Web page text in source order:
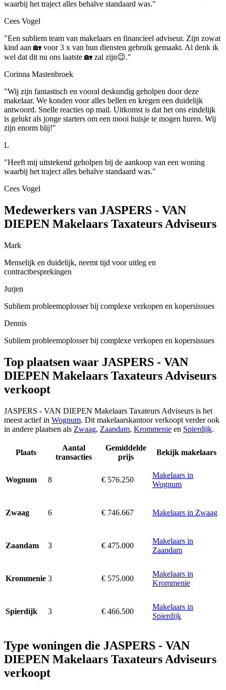
waarbij het traject alles behalve standaard was."
Cees Vogel
"Een subliem team van makelaars en financieel adviseur. Zijn zowat
kind aan 🏡 voor 3 x van hun diensten gebruik gemaakt. Al denk ik
wel dat dit nu ons laatste 🏡 zal zijn😉."
Corinna Mastenbroek
"Wij zijn fantastisch en vooral deskundig geholpen door deze
makelaar. We konden voor alles bellen en kregen een duidelijk
antwoord. Snelle reacties op mail. Uitkomst is dat het ons eindelijk
is gelukt als jonge starters om een mooi huisje te mogen huren. Wij
zijn enorm blij!"
L
"Heeft mij uitstekend geholpen bij de aankoop van een woning
waarbij het traject alles behalve standaard was."
Cees Vogel
Medewerkers van JASPERS - VAN
DIEPEN Makelaars Taxateurs Adviseurs
Mark
Menselijk en duidelijk, neemt tijd voor uitleg en
contractbesprekingen
Jurjen
Subliem probleemoplosser bij complexe verkopen en kopersissues
Dennis
Subliem probleemoplosser bij complexe verkopen en kopersissues
Top plaatsen waar JASPERS - VAN
DIEPEN Makelaars Taxateurs Adviseurs
verkoopt
JASPERS - VAN DIEPEN Makelaars Taxateurs Adviseurs is het
meest actief in Wognum. Dit makelaarskantoor verkoopt verder ook
in andere plaatsen als Zwaag, Zaandam, Krommenie en Spierdijk.
Plaats
Aantal
transacties
Gemiddelde
prijs
Bekijk makelaars
Wognum 8 € 576.250
Makelaars in
Wognum
Zwaag 6 € 746.667 Makelaars in Zwaag
Zaandam 3 € 475.000
Makelaars in
Zaandam
Krommenie 3 € 575.000
Makelaars in
Krommenie
Spierdijk 3 € 466.500
Makelaars in
Spierdijk
Type woningen die JASPERS - VAN
DIEPEN Makelaars Taxateurs Adviseurs
verkoopt